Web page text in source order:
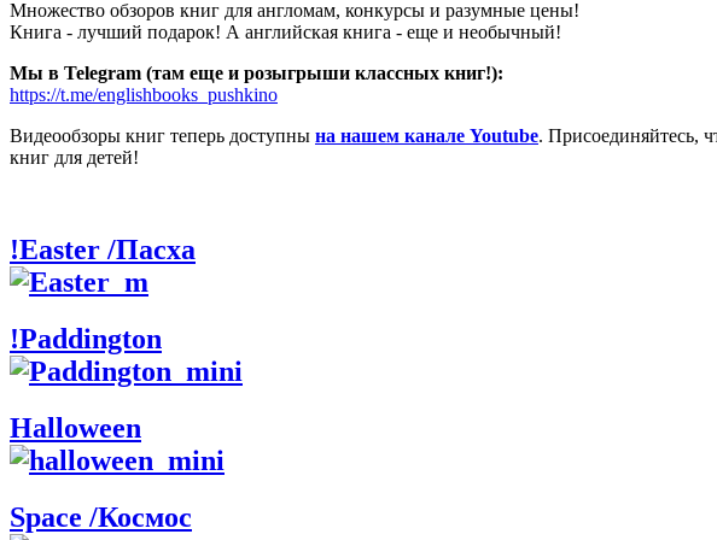
Множество обзоров книг для англомам, конкурсы и разумные цены!
Книга - лучший подарок! А английская книга - еще и необычный!
Мы в Telegram (там еще и розыгрыши классных книг!):
https://t.me/englishbooks_pushkino
Видеообзоры книг теперь доступны на нашем канале Youtube. Присоединяйтесь,
книг для детей!
!Easter /Пасха
!Paddington
Halloween
Space /Космос